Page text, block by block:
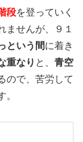
段を登っていく
ませんが、９１
という間に着き
重なり と、 青空
ので、苦労して
。